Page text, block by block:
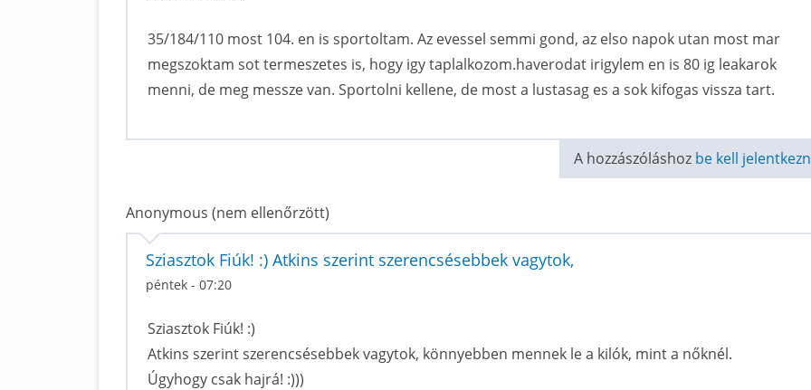
35/184/110 most 104. en is sportoltam. Az evessel semmi gond, az elso napok utan most mar
megszoktam sot termeszetes is, hogy igy taplalkozom.haverodat irigylem en is 80 ig leakarok
menni, de meg messze van. Sportolni kellene, de most a lustasag es a sok kifogas vissza tart.
A hozzászóláshoz be kell
Anonymous (nem ellenőrzött)
Sziasztok Fiúk! :) Atkins szerint szerencsésebbek vagytok,
péntek - 07:20
Sziasztok Fiúk! :)
Atkins szerint szerencsésebbek vagytok, könnyebben mennek le a kilók, mint a nőknél.
Úgyhogy csak hajrá! :)))